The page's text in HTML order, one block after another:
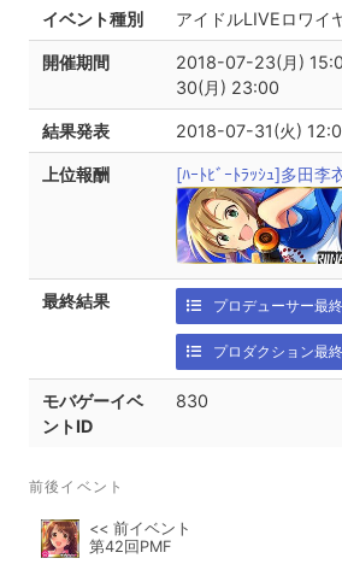
イベント種別 アイドルLIVEロワイ
開催期間
2018-07-23(月)
30(月) 23:00
結果発表 2018-07-31(火)
上位報酬 [ﾊｰﾄﾋﾞｰﾄﾗｯｼｭ]多田李
最終結果 プロデューサー最
プロダクション最
モバゲーイベ
ントID
830
前後イベント
<< 前イベント
第42回PMF